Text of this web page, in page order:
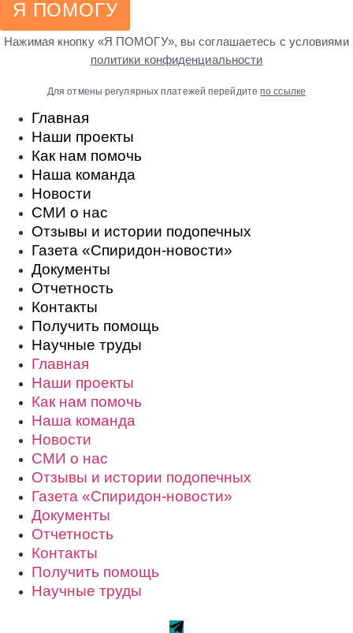
Я ПОМОГУ
Нажимая кнопку «Я ПОМОГУ», вы соглашаетесь с условиями
политики конфиденциальности
Для отмены регулярных платежей перейдитепо ссылке
Главная
Наши проекты
Как нам помочь
Наша команда
Новости
СМИ о нас
Отзывы и истории подопечных
Газета «Спиридон-новости»
Документы
Отчетность
Контакты
Получить помощь
Научные труды
Главная
Наши проекты
Как нам помочь
Наша команда
Новости
СМИ о нас
Отзывы и истории подопечных
Газета «Спиридон-новости»
Документы
Отчетность
Контакты
Получить помощь
Научные труды